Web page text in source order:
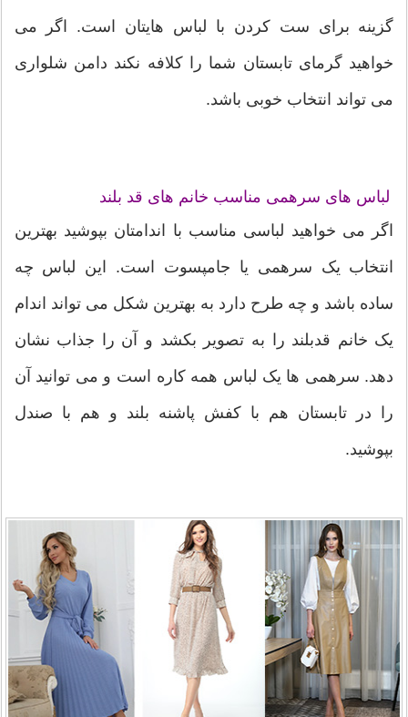
گزینه برای ست کردن با لباس هایتان است. اگر می
خواهید گرمای تابستان شما را کلافه نکند دامن شلواری
می تواند انتخاب خوبی باشد.
لباس های سرهمی مناسب خانم های قد بلند
اگر می خواهید لباسی مناسب با اندامتان بپوشید بهترین
انتخاب یک سرهمی یا جامپسوت است. این لباس چه
ساده باشد و چه طرح دارد به بهترین شکل می تواند اندام
یک خانم قدبلند را به تصویر بکشد و آن را جذاب نشان
دهد. سرهمی ها یک لباس همه کاره است و می توانید آن
را در تابستان هم با کفش پاشنه بلند و هم با صندل
بپوشید.